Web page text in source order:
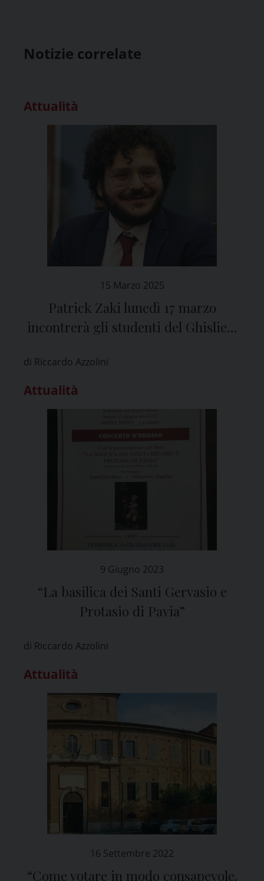
Notizie correlate
Attualità
15 Marzo 2025
Patrick Zaki lunedì 17 marzo
incontrerà gli studenti del Ghislieri
di Riccardo Azzolini
Attualità
9 Giugno 2023
“La basilica dei Santi Gervasio e
Protasio di Pavia”
di Riccardo Azzolini
Attualità
16 Settembre 2022
“Come votare in modo consapevole.